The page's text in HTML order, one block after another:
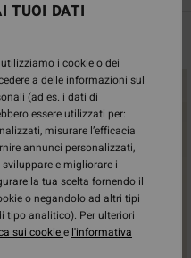
PRODOTTO
TUOI DATI
i cookie o dei
a delle informazioni sul
(ad es. i dati di
essere utilizzati per:
misurare l’efficacia
annunci personalizzati,
e migliorare i
la tua scelta fornendo il
o negandolo ad altri tipi
tipo analitico). Per ulteriori
sui cookiee l'informativa